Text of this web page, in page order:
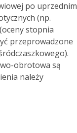
po uprzednim
(np.
stopnia
przeprowadzone
obrotowa są
należy